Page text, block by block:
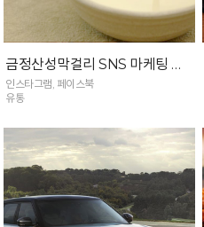
금정산성막걸리 SNS 마케팅 운영 대행
인스타그램, 페이스북
유통